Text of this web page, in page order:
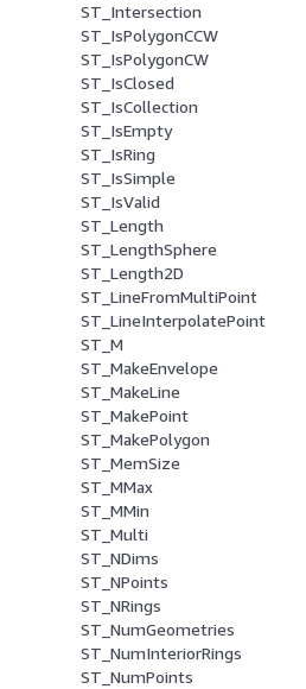
ST_Intersection
ST_IsPolygonCCW
ST_IsPolygonCW
ST_IsClosed
ST_IsCollection
ST_IsEmpty
ST_IsRing
ST_IsSimple
ST_IsValid
ST_Length
ST_LengthSphere
ST_Length2D
ST_LineFromMultiPoint
ST_LineInterpolatePoint
ST_M
ST_MakeEnvelope
ST_MakeLine
ST_MakePoint
ST_MakePolygon
ST_MemSize
ST_MMax
ST_MMin
ST_Multi
ST_NDims
ST_NPoints
ST_NRings
ST_NumGeometries
ST_NumInteriorRings
ST_NumPoints